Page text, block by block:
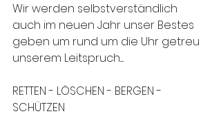
Wir werden selbstverständlich
auch im neuen Jahr unser Bestes
geben um rund um die Uhr getreu
unserem Leitspruch.....
RETTEN - LÖSCHEN - BERGEN -
SCHÜTZEN